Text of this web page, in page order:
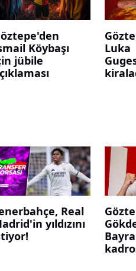
Köybaşı
jübile
Luka
Real
yıldızını